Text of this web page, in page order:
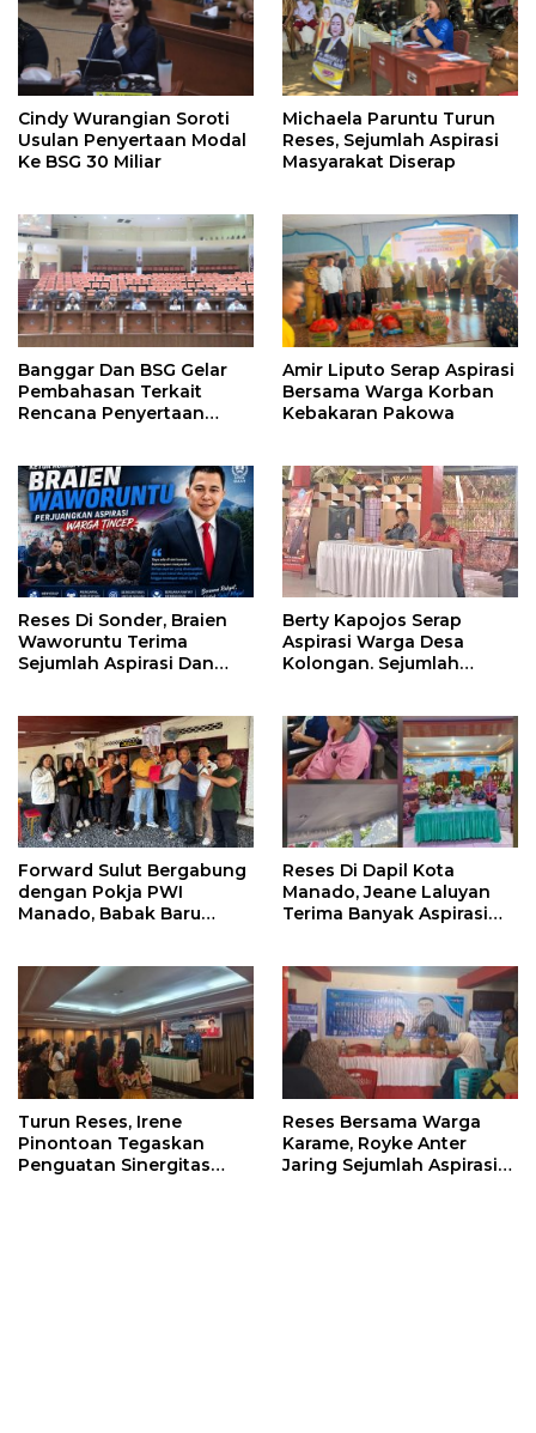
Cindy Wurangian Soroti
Usulan Penyertaan Modal
Ke BSG 30 Miliar
Michaela Paruntu Turun
Reses, Sejumlah Aspirasi
Masyarakat Diserap
Banggar Dan BSG Gelar
Pembahasan Terkait
Rencana Penyertaan
Amir Liputo Serap Aspirasi
Bersama Warga Korban
Kebakaran Pakowa
Reses Di Sonder, Braien
Waworuntu Terima
Sejumlah Aspirasi Dan
Berty Kapojos Serap
Aspirasi Warga Desa
Kolongan. Sejumlah
Forward Sulut Bergabung
dengan Pokja PWI
Manado, Babak Baru
Reses Di Dapil Kota
Manado, Jeane Laluyan
Terima Banyak Aspirasi
Turun Reses, Irene
Pinontoan Tegaskan
Penguatan Sinergitas
Reses Bersama Warga
Karame, Royke Anter
Jaring Sejumlah Aspirasi